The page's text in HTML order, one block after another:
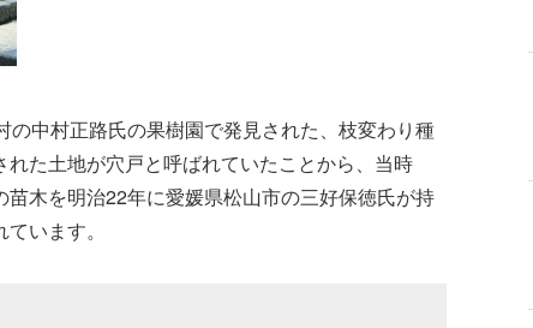
中村正路氏の果樹園で発見された、枝変わり種
れた土地が穴戸と呼ばれていたことから、当時
苗木を明治22年に愛媛県松山市の三好保徳氏が持
います。